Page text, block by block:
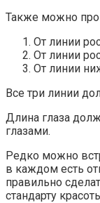
Также можно
От линии
От линии
От линии
Все три линии
Длина глаза
глазами.
Редко можно
в каждом есть
правильно
стандарту